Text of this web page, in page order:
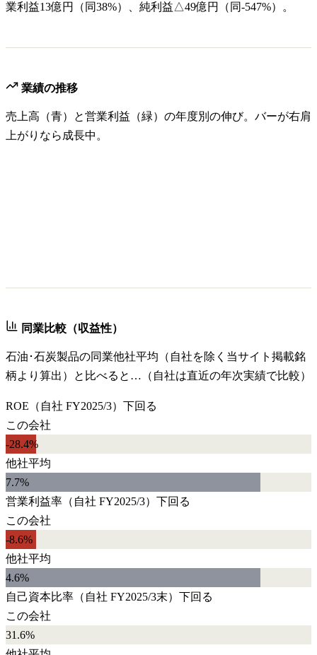
業利益13億円（同38%）、純利益△49億円（同-547%）。
業績の推移
売上高（青）と営業利益（緑）の年度別の伸び。バーが右肩
上がりなら成長中。
同業比較（収益性）
石油･石炭製品の同業他社平均（自社を除く当サイト掲載銘
柄より算出）と比べると…（自社は直近の年次実績で比較）
ROE （自社 FY2025/3） 下回る
この会社
-28.4%
他社平均
7.7%
営業利益率 （自社 FY2025/3） 下回る
この会社
-8.6%
他社平均
4.6%
自己資本比率 （自社 FY2025/3末） 下回る
この会社
31.6%